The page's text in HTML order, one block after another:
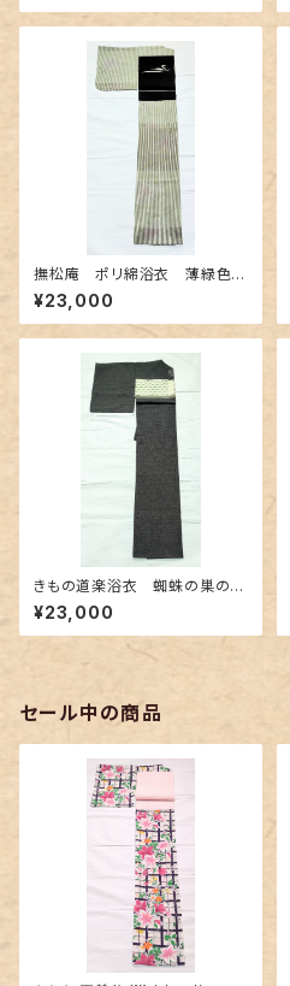
撫松庵 ポリ綿浴衣 薄緑色の
濃淡 ～ストライプに百合と萩〜
¥23,000
きもの道楽浴衣 蜘蛛の巣の刺
繍紋 Sサイズ
¥23,000
セール中の商品